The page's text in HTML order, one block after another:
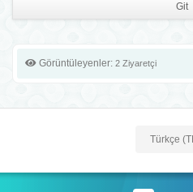
Görüntüleyenler: 2 Ziyaretçi